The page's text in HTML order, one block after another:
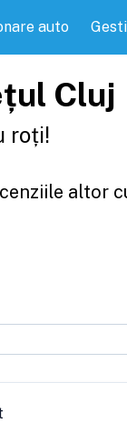
auto
Cluj
roți!
altor